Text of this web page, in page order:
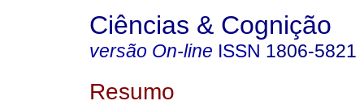
Ciências & Cognição
versão On-line ISSN 1806-5821
Resumo